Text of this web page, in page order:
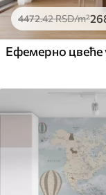
4472.42RSD/m²